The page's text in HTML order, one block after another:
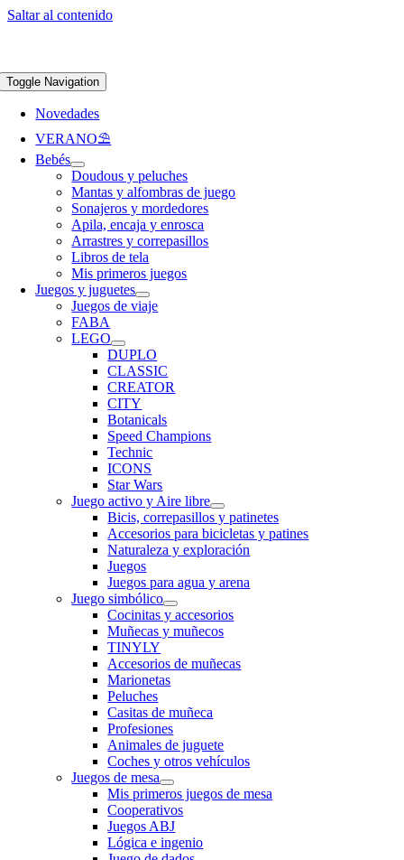
Saltar al contenido
Toggle Navigation
Novedades
VERANO⛱️​
Bebés
Doudous y peluches
Mantas y alfombras de juego
Sonajeros y mordedores
Apila, encaja y enrosca
Arrastres y correpasillos
Libros de tela
Mis primeros juegos
Juegos y juguetes
Juegos de viaje
FABA
LEGO
DUPLO
CLASSIC
CREATOR
CITY
Botanicals
Speed Champions
Technic
ICONS
Star Wars
Juego activo y Aire libre
Bicis, correpasillos y patinetes
Accesorios para bicicletas y patines
Naturaleza y exploración
Juegos
Juegos para agua y arena
Juego simbólico
Cocinitas y accesorios
Muñecas y muñecos
TINYLY
Accesorios de muñecas
Marionetas
Peluches
Casitas de muñeca
Profesiones
Animales de juguete
Coches y otros vehículos
Juegos de mesa
Mis primeros juegos de mesa
Cooperativos
Juegos ABJ
Lógica e ingenio